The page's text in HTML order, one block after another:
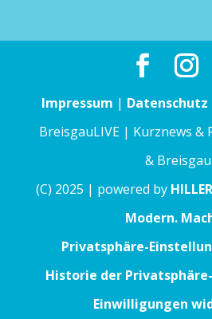
Impressum | Datenschutz
BreisgauLIVE | Kurznews &
& Breisgau
(C) 2025 | powered by
Modern.
Privatsphäre-
Historie der
Einwilligungen